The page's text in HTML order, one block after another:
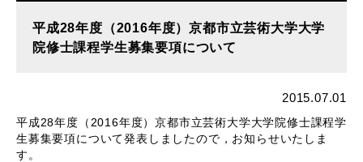
平成28年度（2016年度）京都市立芸術大学大学
院修士課程学生募集要項について
2015.07.01
平成28年度（2016年度）京都市立芸術大学大学院修士課程学
生募集要項について発表しましたので，お知らせいたしま
す。